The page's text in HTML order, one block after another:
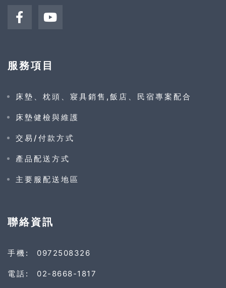
服務項目
床墊、枕頭、寢具銷售,飯店、民宿專案配合
床墊健檢與維護
交易/付款方式
產品配送方式
主要服配送地區
聯絡資訊
手機: 0972508326
電話: 02-8668-1817